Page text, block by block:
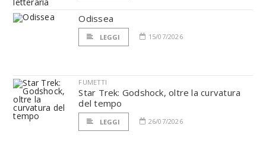
Odissea
LEGGI 15/07/2026
FUMETTI
Star Trek: Godshock, oltre la curvatura
del tempo
LEGGI 26/07/2026